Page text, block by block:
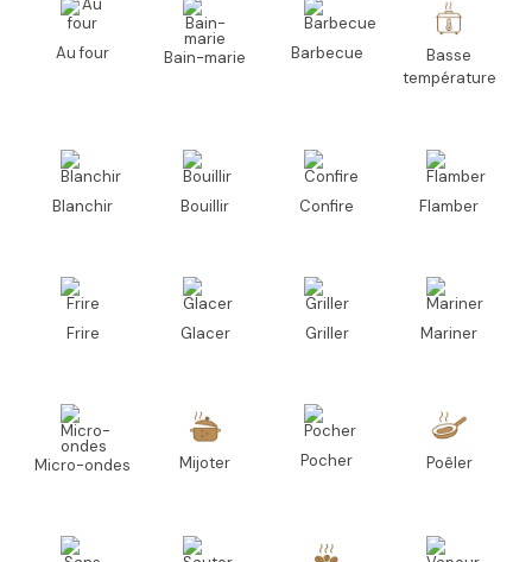
Au four Bain-marie Barbecue
Basse
température
Blanchir Bouillir Confire Flamber
Frire Glacer Griller Mariner
Micro-ondes Mijoter Pocher Poêler